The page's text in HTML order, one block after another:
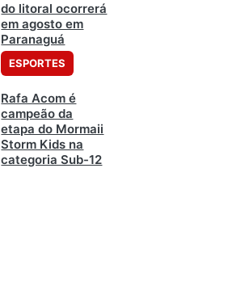
do litoral ocorrerá
em agosto em
Paranaguá
ESPORTES
Rafa Acom é
campeão da
etapa do Mormaii
Storm Kids na
categoria Sub-12